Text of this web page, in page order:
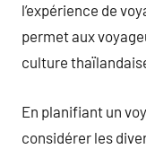
l’expérience de
permet aux
culture
En planifiant un
considérer les